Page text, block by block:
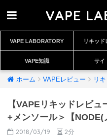
VAPE
VAPE LABORATORY リキッド
VAPE知識 サイ
ホーム VAPEレビュー リ
【VAPEリキッドレビ
+メンソール＞【NODE(
2018/03/19 2分